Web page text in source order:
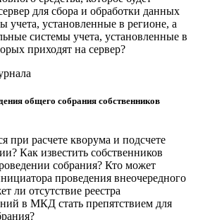
для сбора и обработки данных
учета, установленные в регионе, а
системы учета, установленные в
приходят на сервер?
общего собрания собственников
при расчете кворума и подсчете
Как известить собственников
собрания? Кто может
проведения внеочередного
ли отсутствие реестра
в МКД стать препятствием для